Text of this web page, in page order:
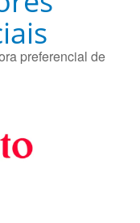
preferencial de